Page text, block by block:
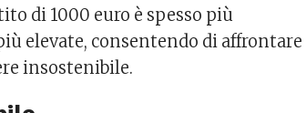
di 1000 euro è spesso più
elevate, consentendo di affrontare
insostenibile.